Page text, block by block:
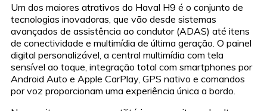
Um dos maiores atrativos do Haval H9 é o conjunto de
tecnologias inovadoras, que vão desde sistemas
avançados de assistência ao condutor (ADAS) até itens
de conectividade e multimídia de última geração. O painel
digital personalizável, a central multimídia com tela
sensível ao toque, integração total com smartphones por
Android Auto e Apple CarPlay, GPS nativo e comandos
por voz proporcionam uma experiência única a bordo.